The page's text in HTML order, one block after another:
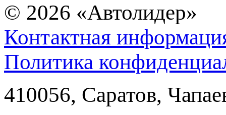
© 2026 «Автолидер»
Контактная
Политика
410056, Саратов,